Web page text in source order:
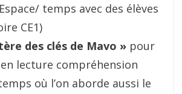
temps avec des élèves
CE1)
des clés de Mavo » pour
lecture compréhension
où l’on aborde aussi le